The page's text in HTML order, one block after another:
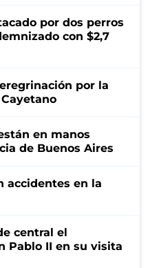
por dos perros
con $2,7
por la
en manos
de Buenos Aires
accidentes en la
central el
Pablo II en su visita